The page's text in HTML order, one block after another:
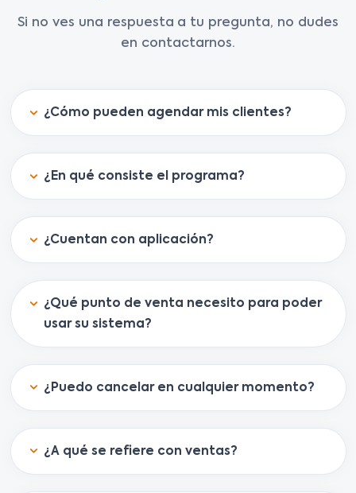
Si no ves una respuesta a tu pregunta, no dudes
en contactarnos.
¿Cómo pueden agendar mis clientes?
¿En qué consiste el programa?
¿Cuentan con aplicación?
¿Qué punto de venta necesito para poder
usar su sistema?
¿Puedo cancelar en cualquier momento?
¿A qué se refiere con ventas?